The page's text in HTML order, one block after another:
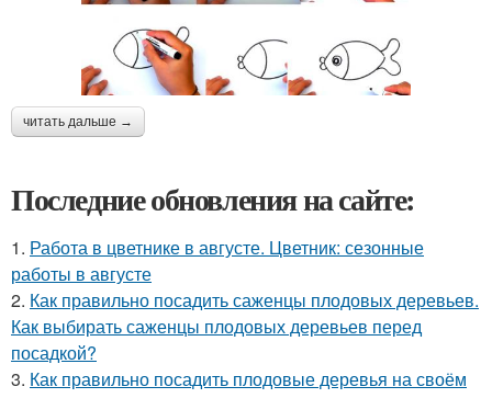
читать дальше →
Последние обновления на сайте:
1. Работа в цветнике в августе. Цветник: сезонные
работы в августе
2. Как правильно посадить саженцы плодовых деревьев.
Как выбирать саженцы плодовых деревьев перед
посадкой?
3. Как правильно посадить плодовые деревья на своём